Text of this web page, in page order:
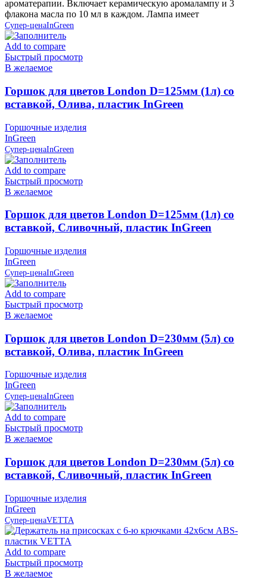
ароматерапии. Включает керамическую аромалампу и 3
флакона масла по 10 мл в каждом. Лампа имеет
Супер-ценаInGreen
Add to compare
Быстрый просмотр
В желаемое
Горшок для цветов London D=125мм (1л) со
вставкой, Олива, пластик InGreen
Горшочные изделия
InGreen
Супер-ценаInGreen
Add to compare
Быстрый просмотр
В желаемое
Горшок для цветов London D=125мм (1л) со
вставкой, Сливочный, пластик InGreen
Горшочные изделия
InGreen
Супер-ценаInGreen
Add to compare
Быстрый просмотр
В желаемое
Горшок для цветов London D=230мм (5л) со
вставкой, Олива, пластик InGreen
Горшочные изделия
InGreen
Супер-ценаInGreen
Add to compare
Быстрый просмотр
В желаемое
Горшок для цветов London D=230мм (5л) со
вставкой, Сливочный, пластик InGreen
Горшочные изделия
InGreen
Супер-ценаVETTA
Add to compare
Быстрый просмотр
В желаемое